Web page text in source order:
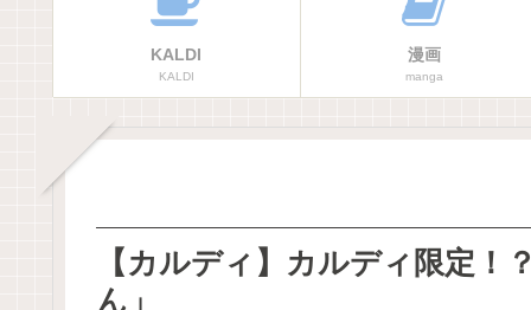
KALDI
KALDI
漫画
manga
【カルディ】カルディ限定！
ん」